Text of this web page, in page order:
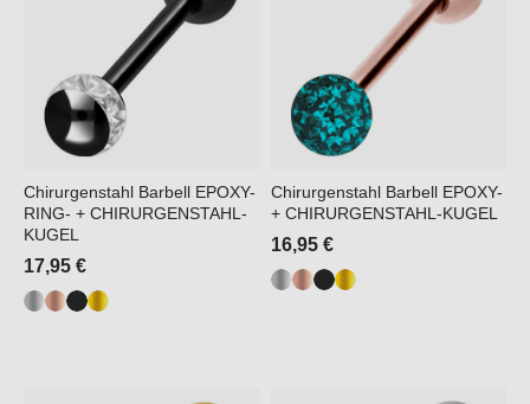
Chirurgenstahl Barbell EPOXY-
RING- + CHIRURGENSTAHL-
KUGEL
17,95 €
Chirurgenstahl Barbell EPOXY-
+ CHIRURGENSTAHL-KUGEL
16,95 €